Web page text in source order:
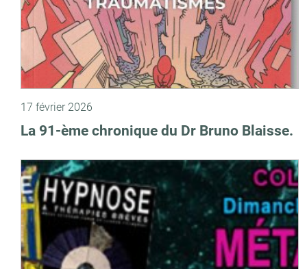
17 février 2026
La 91-ème chronique du Dr Bruno Blaisse.